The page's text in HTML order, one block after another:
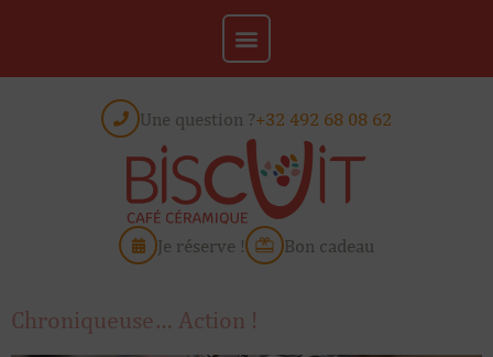
Une question ?+32 492 68 08 62
Je réserve ! Bon cadeau
Chroniqueuse… Action !